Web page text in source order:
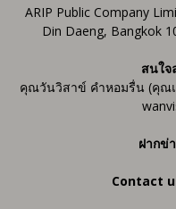
ARIP Public Company
Din Daeng, Bangkok
สนใ
คุณวันวิสาข์ คำหอมรื่น (คุณ
ฝากข่
Contact